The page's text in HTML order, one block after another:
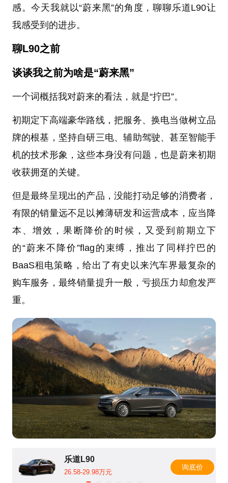
感。今天我就以“蔚来黑”的角度，聊聊乐道L90让
我感受到的进步。
聊L90之前
谈谈我之前为啥是“蔚来黑”
一个词概括我对蔚来的看法，就是“拧巴”。
初期定下高端豪华路线，把服务、换电当做树立品
牌的根基，坚持自研三电、辅助驾驶、甚至智能手
机的技术形象，这些本身没有问题，也是蔚来初期
收获拥趸的关键。
但是最终呈现出的产品，没能打动足够的消费者，
有限的销量远不足以摊薄研发和运营成本，应当降
本、增效，果断降价的时候，又受到前期立下
的“蔚来不降价”flag的束缚，推出了同样拧巴的
BaaS租电策略，给出了有史以来汽车界最复杂的
购车服务，最终销量提升一般，亏损压力却愈发严
重。
乐道L90
26.58-29.98万元
询底价